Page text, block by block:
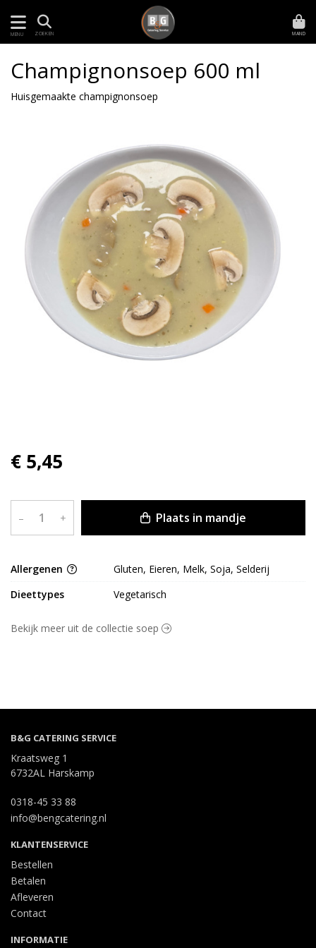
MENU ZOEKEN MAND
Champignonsoep 600 ml
Huisgemaakte champignonsoep
€ 5,45
– + Plaats in mandje
Allergenen
Gluten, Eieren, Melk, Soja, Selderij
Dieettypes
Vegetarisch
Bekijk meer uit de collectie soep
B&G CATERING SERVICE
Kraatsweg 1
6732AL Harskamp
0318-45 33 88
info@bengcatering.nl
KLANTENSERVICE
Bestellen
Betalen
Afleveren
Contact
INFORMATIE